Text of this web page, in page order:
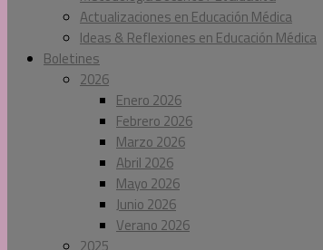
Actualizaciones en Educación Médica
Ideas & Reflexiones en Educación Médica
Boletines
2026
Enero 2026
Febrero 2026
Marzo 2026
Abril 2026
Mayo 2026
Junio 2026
Verano 2026